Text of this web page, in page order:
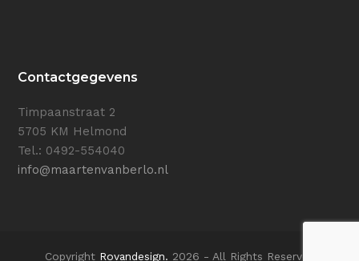
Contactgegevens
Timpaanstraat 2
5705 KM Helmond
Tel.: 0492-554040
info@maartenvanberlo.nl
Copyright Rovandesign. 2026 - All Rights Reserved